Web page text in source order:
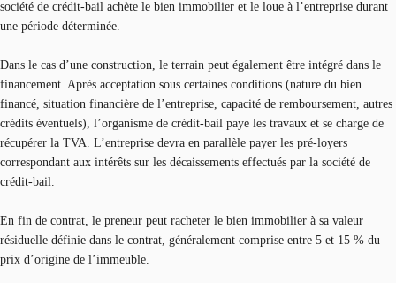
société de crédit-bail achète le bien immobilier et le loue à l’entreprise durant
une période déterminée.
Dans le cas d’une construction, le terrain peut également être intégré dans le
financement. Après acceptation sous certaines conditions (nature du bien
financé, situation financière de l’entreprise, capacité de remboursement, autres
crédits éventuels), l’organisme de crédit-bail paye les travaux et se charge de
récupérer la TVA. L’entreprise devra en parallèle payer les pré-loyers
correspondant aux intérêts sur les décaissements effectués par la société de
crédit-bail.
En fin de contrat, le preneur peut racheter le bien immobilier à sa valeur
résiduelle définie dans le contrat, généralement comprise entre 5 et 15 % du
prix d’origine de l’immeuble.